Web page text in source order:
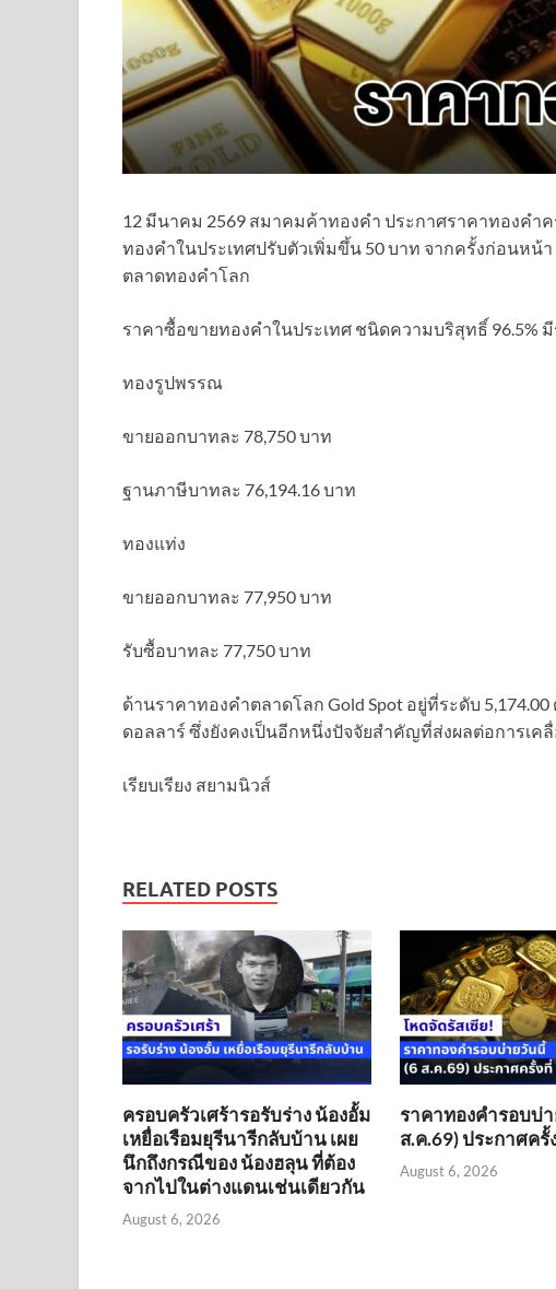
12 มีนาคม 2569 สมาคมค้าทองคำ ประกาศราคาทองคำค
ทองคำในประเทศปรับตัวเพิ่มขึ้น 50 บาท จากครั้งก่อนห
ตลาดทองคำโลก
ราคาซื้อขายทองคำในประเทศ ชนิดความบริสุทธิ์ 96.5%
ทองรูปพรรณ
ขายออกบาทละ 78,750 บาท
ฐานภาษีบาทละ 76,194.16 บาท
ทองแท่ง
ขายออกบาทละ 77,950 บาท
รับซื้อบาทละ 77,750 บาท
ด้านราคาทองคำตลาดโลก Gold Spot อยู่ที่ระดับ
ดอลลาร์ ซึ่งยังคงเป็นอีกหนึ่งปัจจัยสำคัญที่ส่งผลต่อการเค
เรียบเรียง สยามนิวส์
RELATED POSTS
ครอบครัวเศร้ารอรับร่าง น้องอั้ม
เหยื่อเรือมยุรีนารีกลับบ้าน เผย
นึกถึงกรณีของ น้องฮลุน ที่ต้อง
จากไปในต่างแดนเช่นเดียวกัน
August 6, 2026
ราคาทองคำรอบบ่
ส.ค.69) ประกาศครั้
August 6, 2026